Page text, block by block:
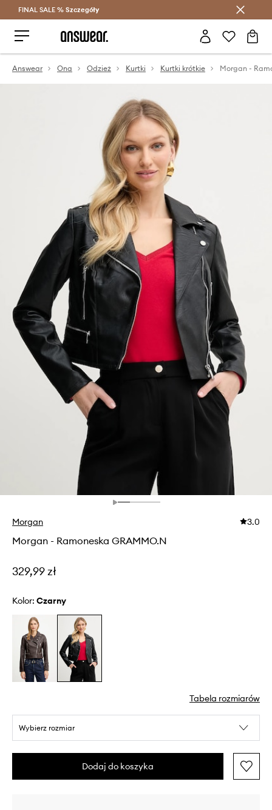
Oszczędzaj z Answear Club >
FINAL SALE % Szczegóły
Answear Ona Odzież Kurtki Kurtki krótkie Morgan -
Morgan 3.0
Morgan - Ramoneska GRAMMO.N
329,99 zł
Kolor: czarny
Tabela rozmiarów
Wybierz rozmiar
Dodaj do koszyka